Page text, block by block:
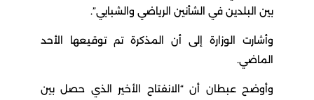
بين البلدين في الشأنين الرياضي والشبابي”.
وأشارت الوزارة إلى أن المذكرة تم توقيعها الأحد
الماضي.
وأوضح عبطان أن “الانفتاح الأخير الذي حصل بين